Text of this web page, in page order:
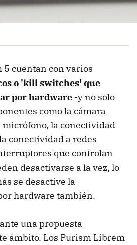
cuentan con varios
o 'kill switches' que
por hardware -y no solo
como la cámara
la conectividad
conectividad a redes
que controlan
desactivarse a la vez, lo
se desactive la
hardware también.
una propuesta
ámbito. Los Purism Librem